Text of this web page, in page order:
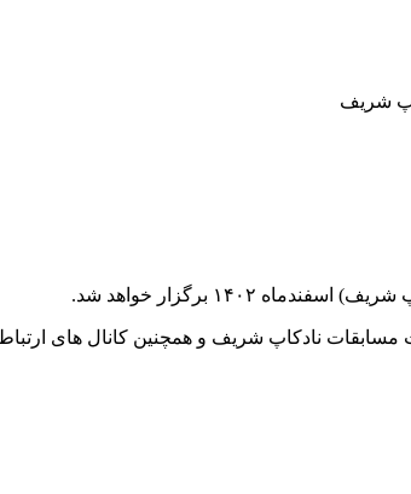
شریف
برگزار خواهد شد.
مسابقات نادکاپ شریف و همچنین کانال های